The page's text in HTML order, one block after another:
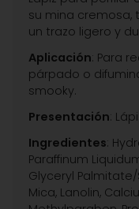
su mina cremosa,
un trazo ligero y
Aplicación: Para
párpado o
smooky.
Presentación:
Ingredientes:
Paraffinum
Glyceryl
Mica, Lanolin,